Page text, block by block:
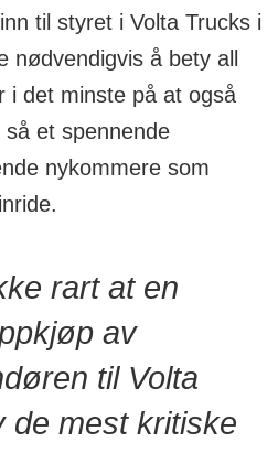
til styret i Volta Trucks i
nødvendigvis å bety all
i det minste på at også
et spennende
nykommere som
rart at en
av
til Volta
de mest kritiske